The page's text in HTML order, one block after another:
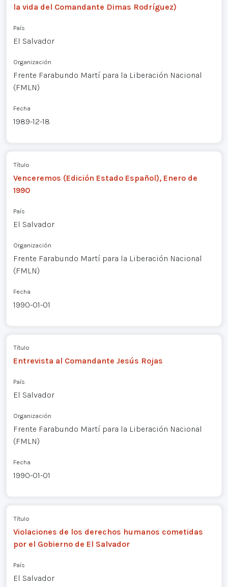
la vida del Comandante Dimas Rodríguez)
País
El Salvador
Organización
Frente Farabundo Martí para la Liberación Nacional
(FMLN)
Fecha
1989-12-18
Título
Venceremos (Edición Estado Español), Enero de
1990
País
El Salvador
Organización
Frente Farabundo Martí para la Liberación Nacional
(FMLN)
Fecha
1990-01-01
Título
Entrevista al Comandante Jesús Rojas
País
El Salvador
Organización
Frente Farabundo Martí para la Liberación Nacional
(FMLN)
Fecha
1990-01-01
Título
Violaciones de los derechos humanos cometidas
por el Gobierno de El Salvador
País
El Salvador